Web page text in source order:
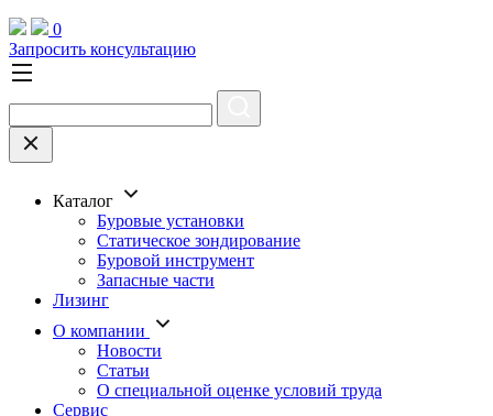
0
Запросить консультацию
Каталог
Буровые установки
Статическое зондирование
Буровой инструмент
Запасные части
Лизинг
О компании
Новости
Статьи
О специальной оценке условий труда
Сервис